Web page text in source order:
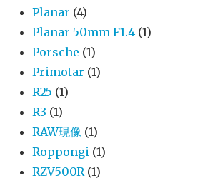
Planar (4)
Planar 50mm F1.4 (1)
Porsche (1)
Primotar (1)
R25 (1)
R3 (1)
RAW現像 (1)
Roppongi (1)
RZV500R (1)